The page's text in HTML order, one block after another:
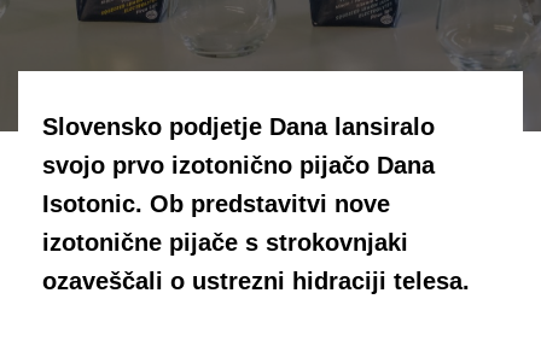
Slovensko podjetje Dana lansiralo
svojo prvo izotonično pijačo Dana
Isotonic. Ob predstavitvi nove
izotonične pijače s strokovnjaki
ozaveščali o ustrezni hidraciji telesa.